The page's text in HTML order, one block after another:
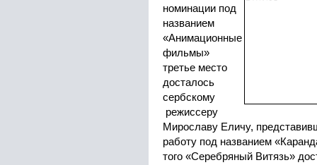
номинации под
названием
«Анимационные
фильмы»
третье место
досталось
сербскому
режиссеру
Мирославу Еличу,
работу под названием
того «Серебряный Витязь»